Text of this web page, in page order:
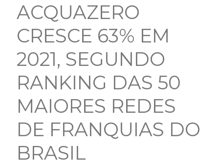
ACQUAZERO
CRESCE 63% EM
2021, SEGUNDO
RANKING DAS 50
MAIORES REDES
DE FRANQUIAS DO
BRASIL